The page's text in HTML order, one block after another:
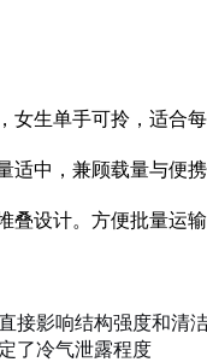
女生单手可拎，适合
适中，兼顾载量与便
叠设计。方便批量运
接影响结构强度和清
了冷气泄露程度